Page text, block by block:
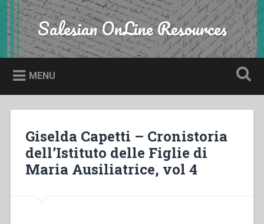
Skip
to
content
Search Salesian OnLine Resources
MENU
Giselda Capetti – Cronistoria
dell’Istituto delle Figlie di
Maria Ausiliatrice, vol 4